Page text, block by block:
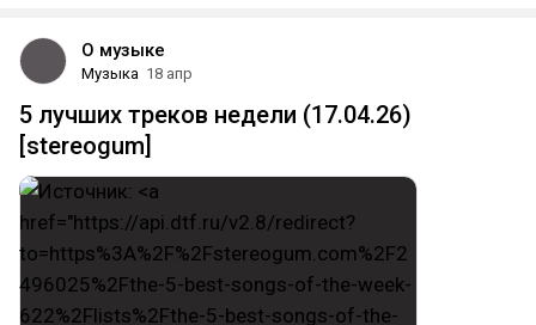
О музыке
Музыка 18 апр
5 лучших треков недели (17.04.26)
[stereogum]